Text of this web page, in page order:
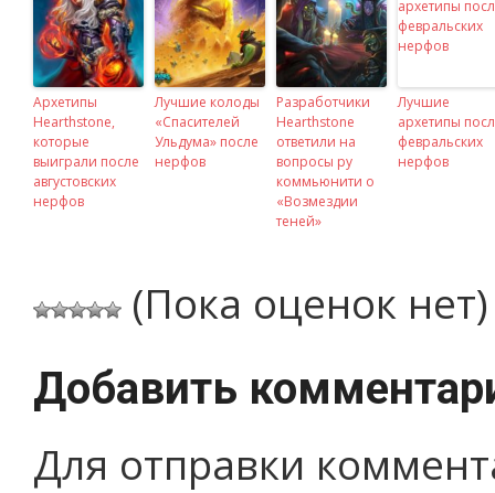
Архетипы
Hearthstone,
которые
выиграли после
августовских
нерфов
Лучшие колоды
«Спасителей
Ульдума» после
нерфов
Разработчики
Hearthstone
ответили на
вопросы ру
коммьюнити о
«Возмездии
теней»
Лучшие
архетипы
февральских
нерфов
(Пока оценок нет)
Добавить
Для отправки